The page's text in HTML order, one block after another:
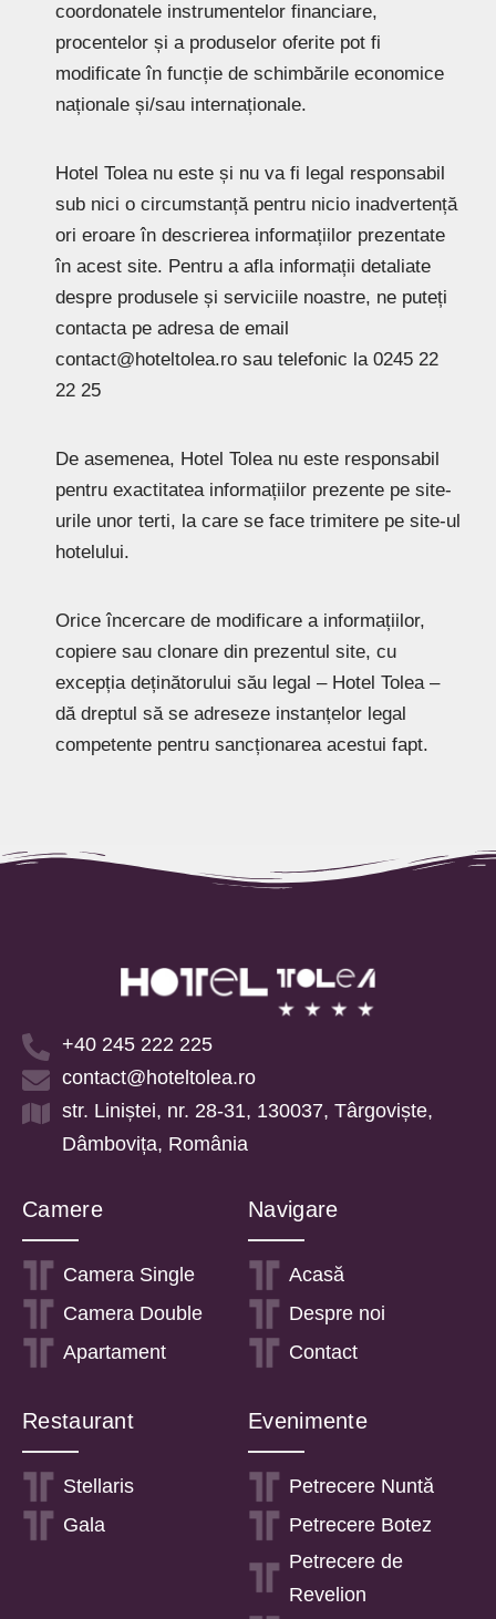
coordonatele instrumentelor financiare,
procentelor și a produselor oferite pot fi
modificate în funcție de schimbările economice
naționale și/sau internaționale.
Hotel Tolea nu este și nu va fi legal responsabil
sub nici o circumstanță pentru nicio inadvertență
ori eroare în descrierea informațiilor prezentate
în acest site. Pentru a afla informații detaliate
despre produsele și serviciile noastre, ne puteți
contacta pe adresa de email
contact@hoteltolea.ro sau telefonic la 0245 22
22 25
De asemenea, Hotel Tolea nu este responsabil
pentru exactitatea informațiilor prezente pe site-
urile unor terti, la care se face trimitere pe site-ul
hotelului.
Orice încercare de modificare a informațiilor,
copiere sau clonare din prezentul site, cu
excepția deținătorului său legal – Hotel Tolea –
dă dreptul să se adreseze instanțelor legal
competente pentru sancționarea acestui fapt.
+40 245 222 225
contact@hoteltolea.ro
str. Liniștei, nr. 28-31, 130037, Târgoviște,
Dâmbovița, România
Camere
Camera Single
Camera Double
Apartament
Navigare
Acasă
Despre noi
Contact
Restaurant
Stellaris
Gala
Evenimente
Petrecere Nuntă
Petrecere Botez
Petrecere de
Revelion